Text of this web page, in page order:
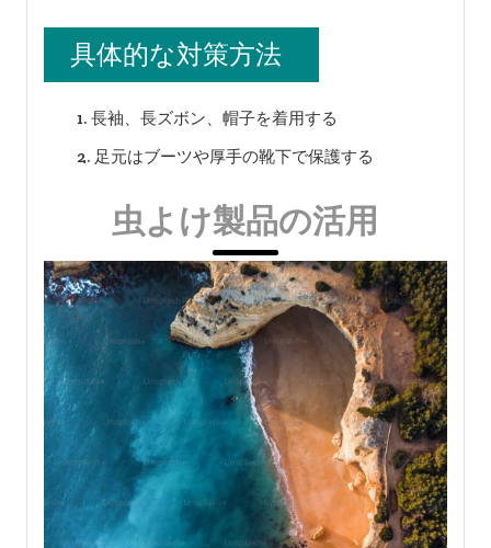
具体的な対策方法
長袖、長ズボン、帽子を着用する
足元はブーツや厚手の靴下で保護する
虫よけ製品の活用